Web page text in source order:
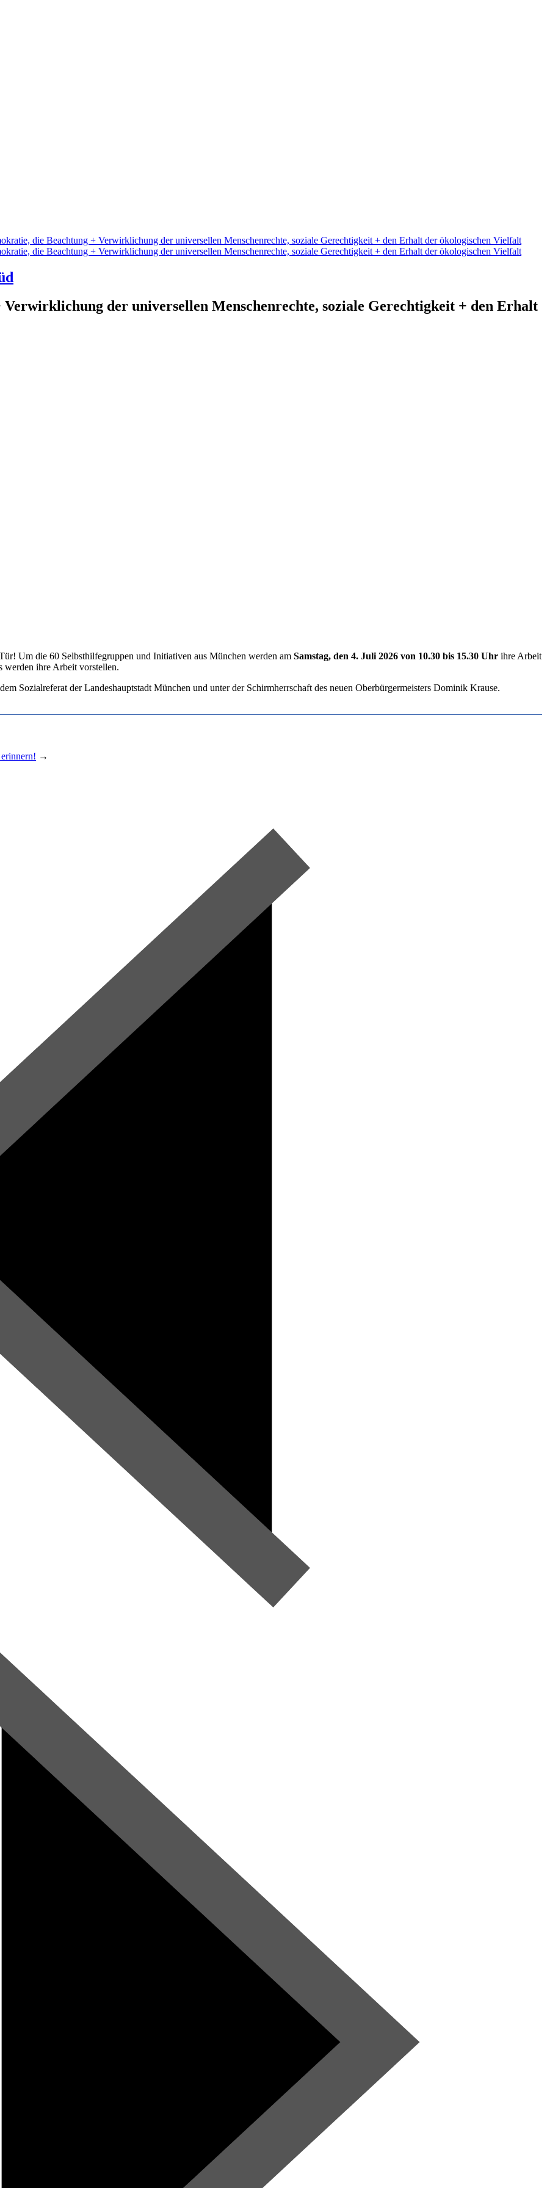
der universellen Menschenrechte, soziale Gerechtigkeit + den Erhalt
Um die 60 Selbsthilfegruppen und Initiativen aus München werden am Samstag, den 4. Juli 2026 von 10.30 bis 15.30 Uhr ihre Arbeit
werden ihre Arbeit vorstellen.
Sozialreferat der Landeshauptstadt München und unter der Schirmherrschaft des neuen Oberbürgermeisters Dominik Krause.
→